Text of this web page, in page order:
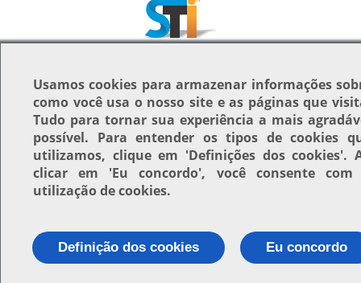
Usamoscookies para armazenar informações
como você usa o nosso site e as páginas que
Tudo para tornar sua experiência a mais
possível. Para entender os tipos de cookies
utilizamos, clique em 'Definições dos cookies'.
clicar em 'Eu concordo', você consente com
utilização de cookies.